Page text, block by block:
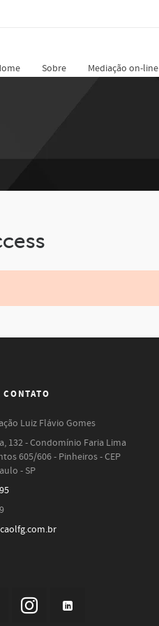
Sobre Mediação on-line
Luiz Flávio Gomes
132 - Condomínio Faria Lima
605/606 - Pinheiros - CEP
- SP